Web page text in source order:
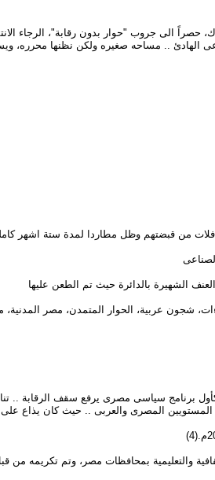
.. مساحه صغيره ولكن نظنها محرره،
شجون عربية، الحوار المتمدن، مصر
بإعداد وتقديم البرنامج السياسى والإخبارى المعروف "بدون رقـابــة" منذ عام 1996 –
المستويين المصرى والعربى .. حيث كان يذاع على
والتعليمية بمحافظات مصر، وتم تكريمه